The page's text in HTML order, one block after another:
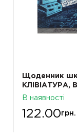
Щоденник
КЛІВІАТУРА,
40арк, тверд.
KIDS Line
В наявності
122.00 грн.